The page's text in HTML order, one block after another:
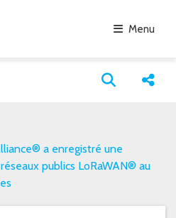
Menu
Open
a enregistré une
publics LoRaWAN® au